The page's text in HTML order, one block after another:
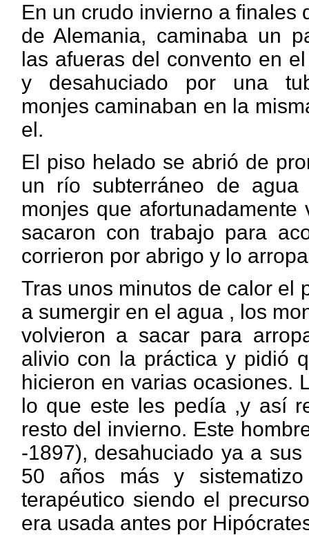
En un crudo invierno a finales
de Alemania, caminaba un
las afueras del convento en
y desahuciado por una
monjes caminaban en la
el.
El piso helado se abrió de
un río subterráneo de
monjes que
sacaron con trabajo para
corrieron por abrigo y lo
Tras unos minutos de calor el
a sumergir en el agua , los
volvieron a sacar para
alivio con la práctica y pidió
hicieron en varias ocasiones.
lo que este les pedía ,y así
resto del invierno. Este
-1897), desahuciado ya a
50 años más y
terapéutico siendo el
era usada antes por